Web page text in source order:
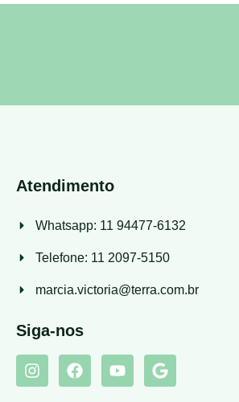
Atendimento
Whatsapp: 11 94477-6132
Telefone: 11 2097-5150
marcia.victoria@terra.com.br
Siga-nos